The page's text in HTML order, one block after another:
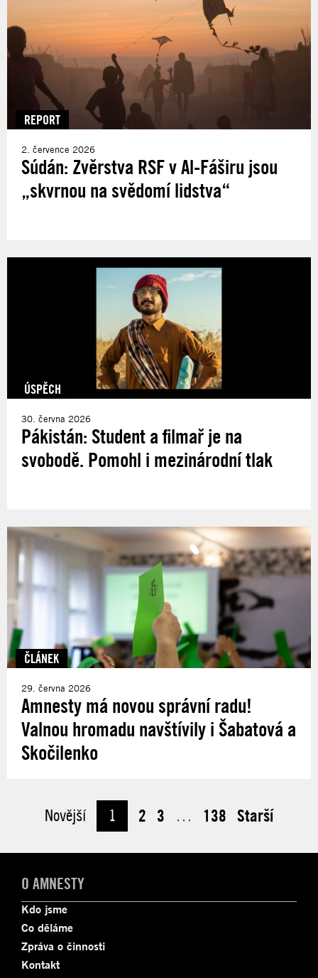
REPORT
2. července 2026
Súdán: Zvěrstva RSF v Al-Fáširu jsou
„skvrnou na svědomí lidstva“
ÚSPĚCH
30. června 2026
Pákistán: Student a filmař je na
svobodě. Pomohl i mezinárodní tlak
ČLÁNEK
29. června 2026
Amnesty má novou správní radu!
Valnou hromadu navštívily i Šabatová a
Skočilenko
Novější 1 2 3 … 138 Starší
O AMNESTY
Kdo jsme
Co děláme
Zpráva o činnosti
Kontakt